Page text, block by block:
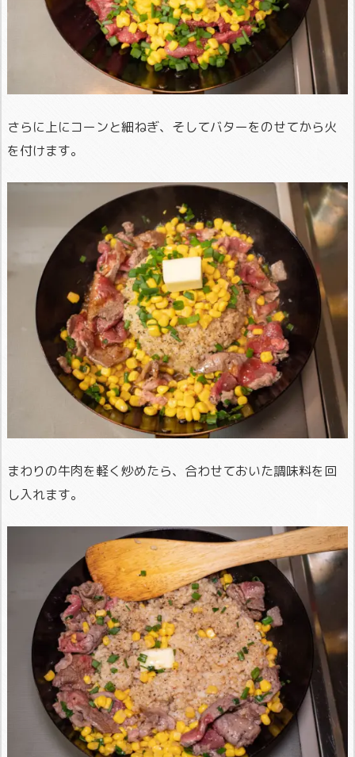
さらに上にコーンと細ねぎ、そしてバターをのせてから火
を付けます。
まわりの牛肉を軽く炒めたら、合わせておいた調味料を回
し入れます。